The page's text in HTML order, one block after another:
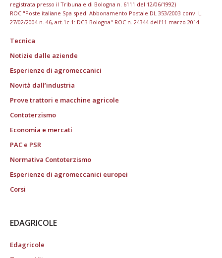
registrata presso il Tribunale di Bologna n. 6111 del 12/06/1992)
ROC "Poste italiane Spa sped. Abbonamento Postale DL 353/2003 conv. L.
27/02/2004 n. 46, art.1c.1: DCB Bologna" ROC n. 24344 dell'11 marzo 2014
Tecnica
Notizie dalle aziende
Esperienze di agromeccanici
Novità dall’industria
Prove trattori e macchine agricole
Contoterzismo
Economia e mercati
PAC e PSR
Normativa Contoterzismo
Esperienze di agromeccanici europei
Corsi
EDAGRICOLE
Edagricole